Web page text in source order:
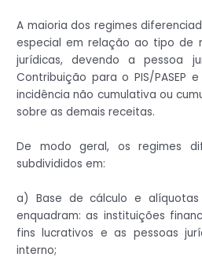
A maioria dos regimes
especial em relação ao tipo de
jurídicas, devendo a pessoa
Contribuição para o PIS/PASEP
incidência não cumulativa ou
sobre as demais receitas.
De modo geral, os regimes
subdivididos em:
a) Base de cálculo e alíquotas
enquadram: as instituições
fins lucrativos e as pessoas
interno;